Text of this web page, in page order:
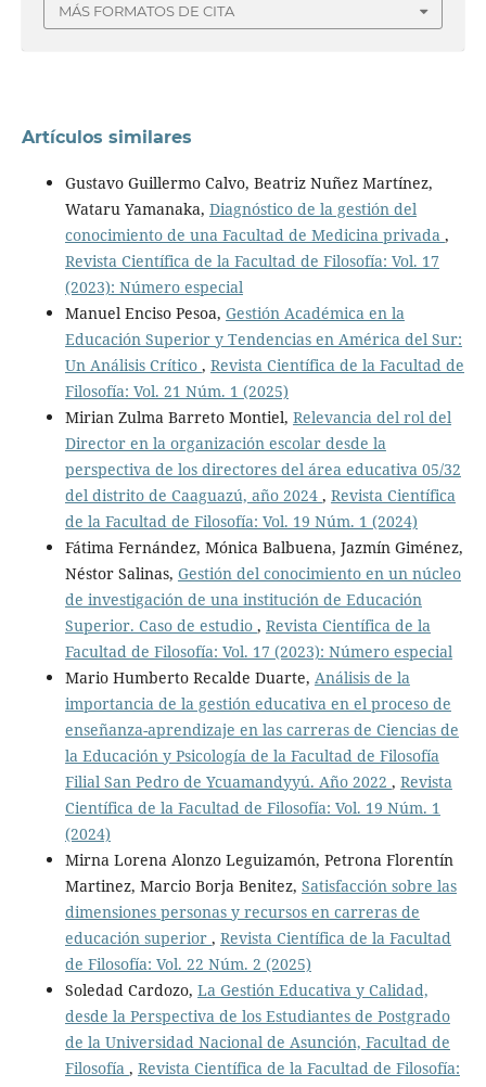
MÁS FORMATOS DE CITA
Artículos similares
Gustavo Guillermo Calvo, Beatriz Nuñez Martínez,
Wataru Yamanaka, Diagnóstico de la gestión del
conocimiento de una Facultad de Medicina privada ,
Revista Científica de la Facultad de Filosofía: Vol. 17
(2023): Número especial
Manuel Enciso Pesoa, Gestión Académica en la
Educación Superior y Tendencias en América del Sur:
Un Análisis Crítico , Revista Científica de la Facultad de
Filosofía: Vol. 21 Núm. 1 (2025)
Mirian Zulma Barreto Montiel, Relevancia del rol del
Director en la organización escolar desde la
perspectiva de los directores del área educativa 05/32
del distrito de Caaguazú, año 2024 , Revista Científica
de la Facultad de Filosofía: Vol. 19 Núm. 1 (2024)
Fátima Fernández, Mónica Balbuena, Jazmín Giménez,
Néstor Salinas, Gestión del conocimiento en un núcleo
de investigación de una institución de Educación
Superior. Caso de estudio , Revista Científica de la
Facultad de Filosofía: Vol. 17 (2023): Número especial
Mario Humberto Recalde Duarte, Análisis de la
importancia de la gestión educativa en el proceso de
enseñanza-aprendizaje en las carreras de Ciencias de
la Educación y Psicología de la Facultad de Filosofía
Filial San Pedro de Ycuamandyyú. Año 2022 , Revista
Científica de la Facultad de Filosofía: Vol. 19 Núm. 1
(2024)
Mirna Lorena Alonzo Leguizamón, Petrona Florentín
Martinez, Marcio Borja Benitez, Satisfacción sobre las
dimensiones personas y recursos en carreras de
educación superior , Revista Científica de la Facultad
de Filosofía: Vol. 22 Núm. 2 (2025)
Soledad Cardozo, La Gestión Educativa y Calidad,
desde la Perspectiva de los Estudiantes de Postgrado
de la Universidad Nacional de Asunción, Facultad de
Filosofía , Revista Científica de la Facultad de Filosofía: